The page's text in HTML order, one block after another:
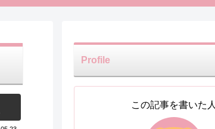
Profile
この記事を書いた人